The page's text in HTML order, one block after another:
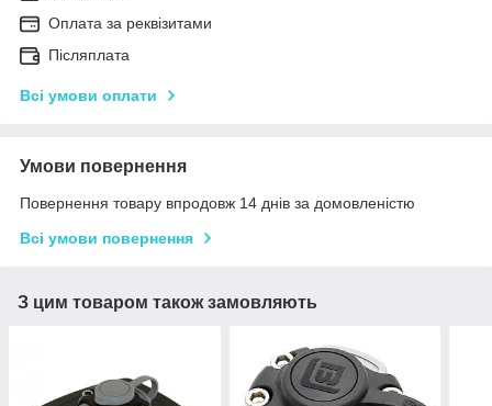
Оплата за реквізитами
Післяплата
Всі умови оплати
Умови повернення
Повернення товару впродовж 14 днів за домовленістю
Всі умови повернення
З цим товаром також замовляють